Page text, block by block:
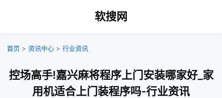
软搜网
首页 > 资讯中心 > 行业资讯
控场高手!嘉兴麻将程序上门安装哪家好_家
用机适合上门装程序吗-行业资讯